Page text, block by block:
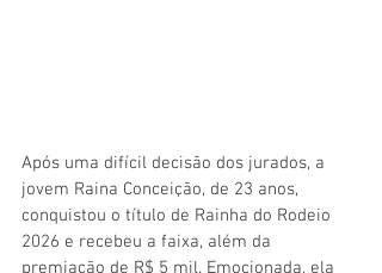
Após uma difícil decisão dos jurados, a
jovem Raina Conceição, de 23 anos,
conquistou o título de Rainha do Rodeio
2026 e recebeu a faixa, além da
premiação de R$ 5 mil. Emocionada, ela